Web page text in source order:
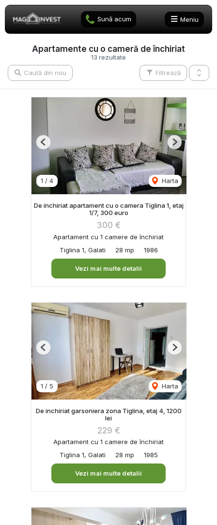
Sună acum Meniu
13 rezultate
Apartamente cu o cameră de închiriat
Filtrează
Caută din nou
1 / 4 Harta
Previous Next
De inchiriat apartament cu o camera Tiglina 1, etaj
1/7, 300 euro
300 €
Apartament cu 1 camere de închiriat
Tiglina 1, Galati
28 mp 1986
Vezi mai multe detalii
1 / 5 Harta
Previous Next
De inchiriat garsoniera zona Tiglina, etaj 4, 1200
lei
229 €
Apartament cu 1 camere de închiriat
Tiglina 1, Galati
28 mp 1985
Vezi mai multe detalii